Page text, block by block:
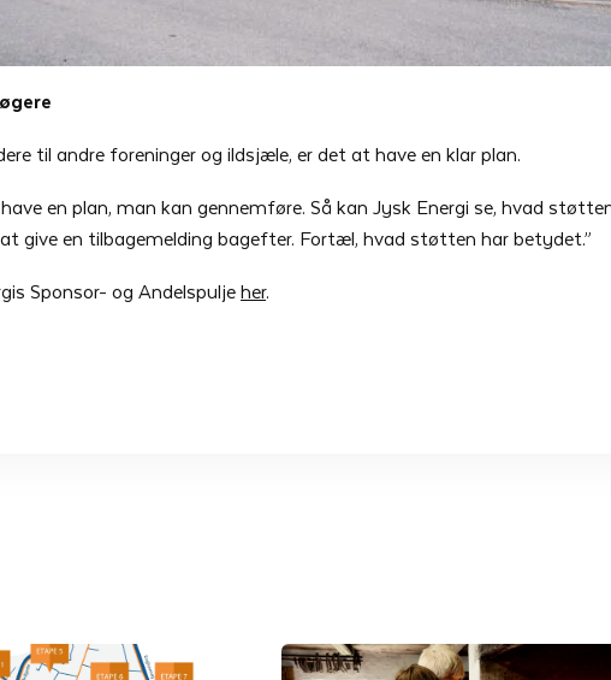
til andre foreninger og ildsjæle, er det at have en klar plan.
en plan, man kan gennemføre. Så kan Jysk Energi se, hvad
give en tilbagemelding bagefter. Fortæl, hvad støtten har betydet.”
Sponsor- og Andelspulje her.